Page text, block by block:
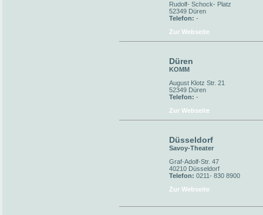
Rudolf- Schock- Platz
52349 Düren
Telefon: -
Zur Webseite
Düren
KOMM
August Klotz Str. 21
52349 Düren
Telefon: -
Zur Webseite
Düsseldorf
Savoy-Theater
Graf-Adolf-Str. 47
40210 Düsseldorf
Telefon: 0211- 830 8900
Zur Webseite